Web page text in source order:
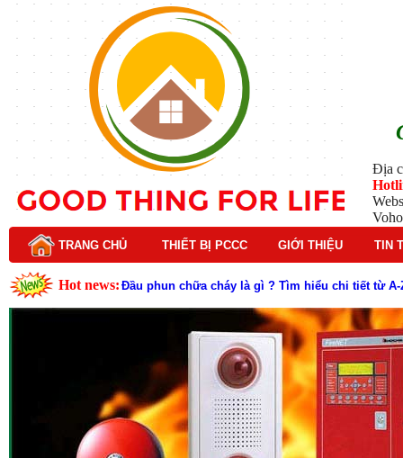
Địa
TRANG CHỦ THIẾT BỊ PCCC GIỚI THIỆU TIN
Hot news: Đầu phun chữa cháy là gì ? Tìm hiểu chi tiết từ A-
Cách kiểm tra và bảo trì hệ thống báo cháy
Cấu tạo và nguyên lý hoạt động của báo cháy
Tìm hiểu chi tiết về hệ thống báo cháy Horing
Các loại thang dây thoát hiểm phổ biến trên thị
Thang dây thoát hiểm có tác dụng gì trong tình
Cấu tạo đầu phun chữa cháy trong hệ thống
Kim thu sét là gì? Cấu tạo, nguyên lý hoạt động
Đầu phun chữa cháy là gì và nguyên lý hoạt động